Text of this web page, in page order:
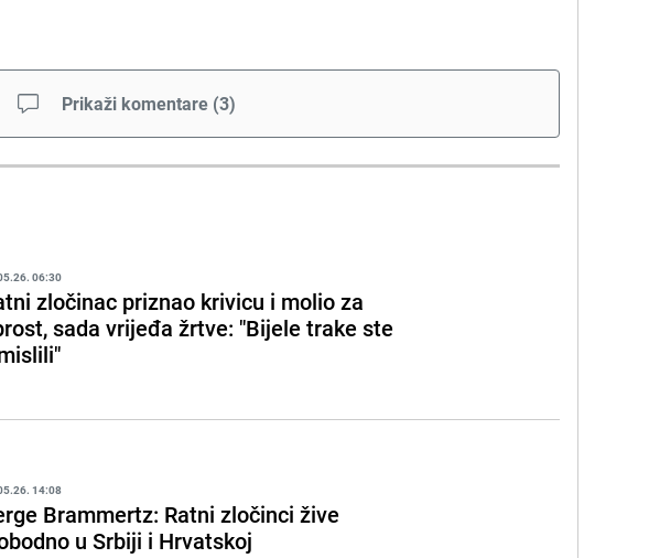
Prikaži komentare (3)
06:30
zločinac priznao krivicu i molio za
sada vrijeđa žrtve: "Bijele trake ste
14:08
Brammertz: Ratni zločinci žive
u Srbiji i Hrvatskoj